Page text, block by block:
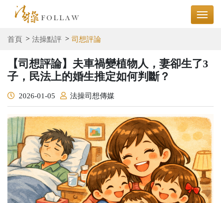
首頁 法操點評 司想評論
【司想評論】夫車禍變植物人，妻卻生了3
子，民法上的婚生推定如何判斷？
2026-01-05 法操司想傳媒